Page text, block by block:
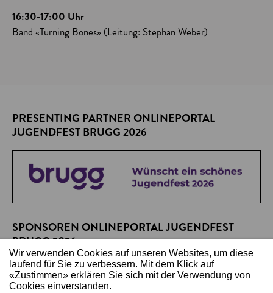
16:30-17:00 Uhr
Band «Turning Bones» (Leitung: Stephan Weber)
PRESENTING PARTNER ONLINEPORTAL
JUGENDFEST BRUGG 2026
SPONSOREN ONLINEPORTAL JUGENDFEST
BRUGG 2026
Wir verwenden Cookies auf unseren Websites, um diese
laufend für Sie zu verbessern. Mit dem Klick auf
«Zustimmen» erklären Sie sich mit der Verwendung von
Cookies einverstanden.